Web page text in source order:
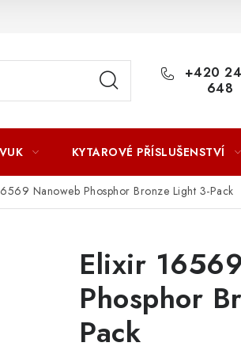
SMLOUVY ZÁSADY ZPRACOVÁNÍ
+420
648
KYTAROVÉ PŘÍSLUŠENSTVÍ
Nanoweb Phosphor Bronze Light 3-Pack
Elixir
Phosphor
Pack